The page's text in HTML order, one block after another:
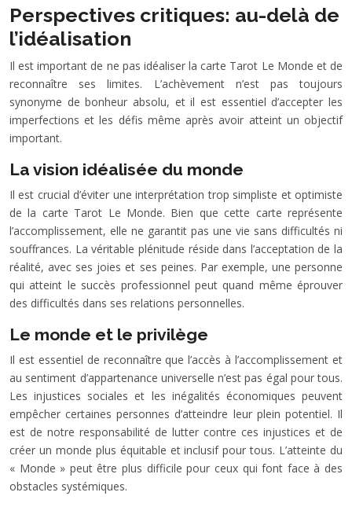
Perspectives critiques: au-delà de
l’idéalisation
Il est important de ne pas idéaliser la carte Tarot Le Monde et de
reconnaître ses limites. L’achèvement n’est pas toujours
synonyme de bonheur absolu, et il est essentiel d’accepter les
imperfections et les défis même après avoir atteint un objectif
important.
La vision idéalisée du monde
Il est crucial d’éviter une interprétation trop simpliste et optimiste
de la carte Tarot Le Monde. Bien que cette carte représente
l’accomplissement, elle ne garantit pas une vie sans difficultés ni
souffrances. La véritable plénitude réside dans l’acceptation de la
réalité, avec ses joies et ses peines. Par exemple, une personne
qui atteint le succès professionnel peut quand même éprouver
des difficultés dans ses relations personnelles.
Le monde et le privilège
Il est essentiel de reconnaître que l’accès à l’accomplissement et
au sentiment d’appartenance universelle n’est pas égal pour tous.
Les injustices sociales et les inégalités économiques peuvent
empêcher certaines personnes d’atteindre leur plein potentiel. Il
est de notre responsabilité de lutter contre ces injustices et de
créer un monde plus équitable et inclusif pour tous. L’atteinte du
« Monde » peut être plus difficile pour ceux qui font face à des
obstacles systémiques.